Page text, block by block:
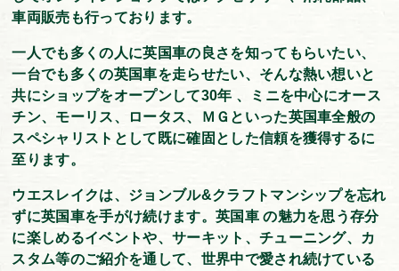
車両販売も行っております。
一人でも多くの人に英国車の良さを知ってもらいたい、
一台でも多くの英国車を走らせたい、そんな熱い想いと
共にショップをオープンして30年 、ミニを中心にオース
チン、モーリス、ロータス、ＭＧといった英国車全般の
スペシャリストとして既に確固とした信頼を獲得するに
至ります。
ウエスレイクは、ジョンブル&クラフトマンシップを忘れ
ずに英国車を手がけ続けます。英国車 の魅力を思う存分
に楽しめるイベントや、サーキット、チューニング、カ
スタム等のご紹介を通して、世界中で愛され続けている